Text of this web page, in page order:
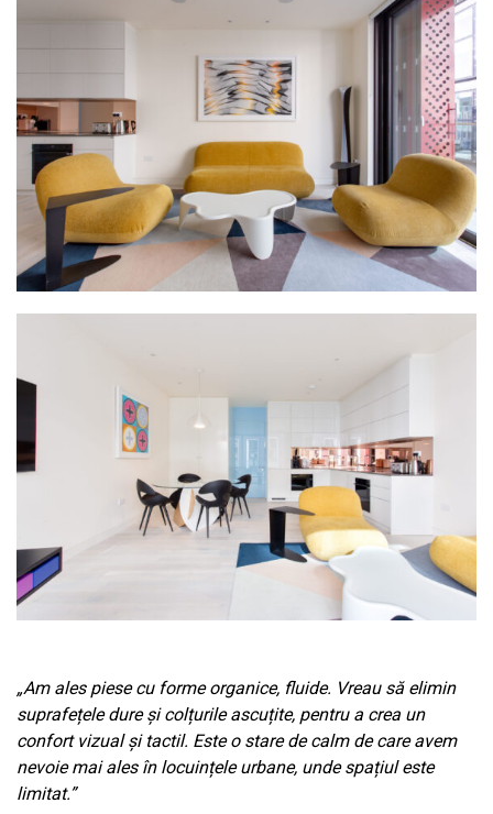
„Am ales piese cu forme organice, fluide. Vreau să elimin
suprafețele dure și colțurile ascuțite, pentru a crea un
confort vizual și tactil. Este o stare de calm de care avem
nevoie mai ales în locuințele urbane, unde spațiul este
limitat.”